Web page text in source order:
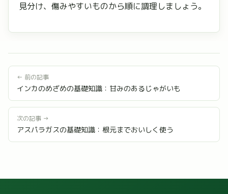
見分け、傷みやすいものから順に調理しましょう。
← 前の記事
インカのめざめの基礎知識：甘みのあるじゃがいも
次の記事 →
アスパラガスの基礎知識：根元までおいしく使う